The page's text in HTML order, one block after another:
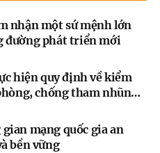
nhận một sứ mệnh lớn
đường phát triển mới
hiện quy định về kiểm
chống tham nhũng,
tác xây dựng pháp luật
mạng quốc gia an
bền vững